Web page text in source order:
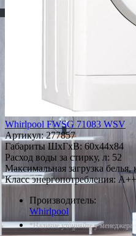
Whirlpool FWSG 71083 WSV
Артикул:277857
Габариты ШxГxВ: 60x44x84
Расход воды за стирку, л: 52
Максимальная загрузка белья,
Класс энергопотребления:
Производитель:
Whirlpool
*Наличие уточняйте у менеджера